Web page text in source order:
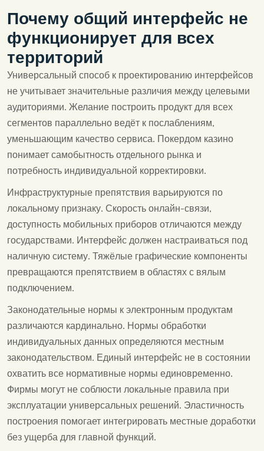
Почему общий интерфейс не
функционирует для всех
территорий
Универсальный способ к проектированию интерфейсов
не учитывает значительные различия между целевыми
аудиториями. Желание построить продукт для всех
сегментов параллельно ведёт к послаблениям,
уменьшающим качество сервиса. Покердом казино
понимает самобытность отдельного рынка и
потребность индивидуальной корректировки.
Инфраструктурные препятствия варьируются по
локальному признаку. Скорость онлайн-связи,
доступность мобильных приборов отличаются между
государствами. Интерфейс должен настраиваться под
наличную систему. Тяжёлые графические компоненты
превращаются препятствием в областях с вялым
подключением.
Законодательные нормы к электронным продуктам
различаются кардинально. Нормы обработки
индивидуальных данных определяются местным
законодательством. Единый интерфейс не в состоянии
охватить все нормативные нормы единовременно.
Фирмы могут не соблюсти локальные правила при
эксплуатации универсальных решений. Эластичность
построения помогает интегрировать местные доработки
без ущерба для главной функций.